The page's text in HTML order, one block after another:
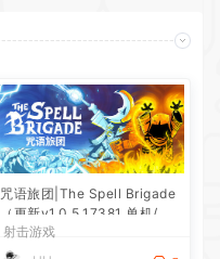
咒语旅团|The Spell Brigade
（更新v1.0.5.17381 单机/网
络联机）
射击游戏